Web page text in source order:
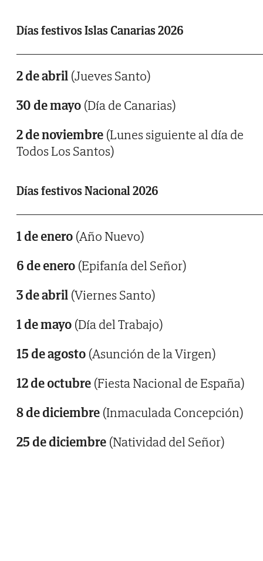
Días festivos Islas Canarias 2026
2 de abril (Jueves Santo)
30 de mayo (Día de Canarias)
2 de noviembre (Lunes siguiente al día de
Todos Los Santos)
Días festivos Nacional 2026
1 de enero (Año Nuevo)
6 de enero (Epifanía del Señor)
3 de abril (Viernes Santo)
1 de mayo (Día del Trabajo)
15 de agosto (Asunción de la Virgen)
12 de octubre (Fiesta Nacional de España)
8 de diciembre (Inmaculada Concepción)
25 de diciembre (Natividad del Señor)